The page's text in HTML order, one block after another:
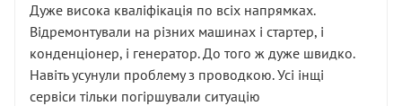
Дуже висока кваліфікація по всіх напрямках.
Відремонтували на різних машинах і стартер, і
конденціонер, і генератор. До того ж дуже швидко.
Навіть усунули проблему з проводкою. Усі інщі
сервіси тільки погіршували ситуацію